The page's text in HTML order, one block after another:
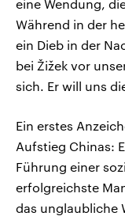
eine Wendung,
Während in der
ein Dieb in der
bei Žižek vor
sich. Er will uns
Ein erstes
Aufstieg Chinas:
Führung einer
erfolgreichste
das unglaubliche